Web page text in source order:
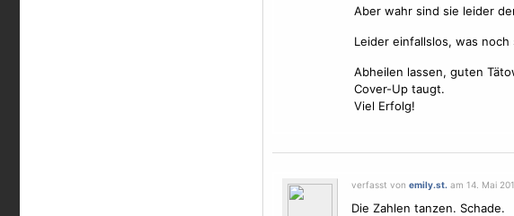
Aber wahr sind sie leider
Leider einfallslos, was
Abheilen lassen, guten
Cover-Up taugt.
Viel Erfolg!
verfasst von emily.st. am 14. Mai
Die Zahlen tanzen. Schade.